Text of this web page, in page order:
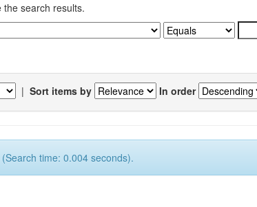
the search results.
| Sort items by In order
time: 0.004 seconds).